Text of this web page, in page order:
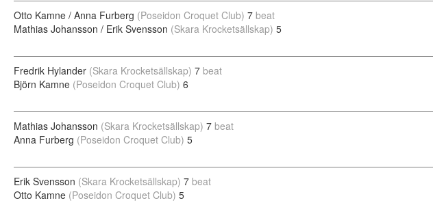
Otto Kamne / Anna Furberg (Poseidon Croquet Club) 7 beat
Mathias Johansson / Erik Svensson (Skara Krocketsällskap) 5
Fredrik Hylander (Skara Krocketsällskap) 7 beat
Björn Kamne (Poseidon Croquet Club) 6
Mathias Johansson (Skara Krocketsällskap) 7 beat
Anna Furberg (Poseidon Croquet Club) 5
Erik Svensson (Skara Krocketsällskap) 7 beat
Otto Kamne (Poseidon Croquet Club) 5